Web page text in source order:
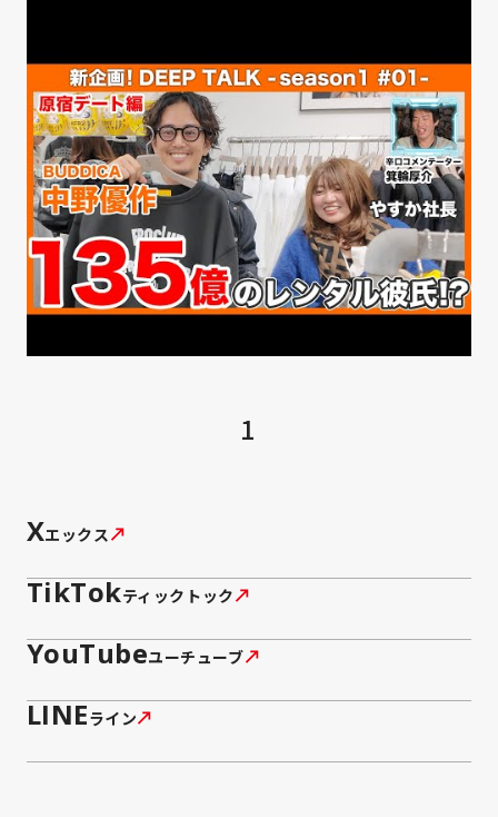
1
Xエックス
TikTokティックトック
YouTubeユーチューブ
LINEライン